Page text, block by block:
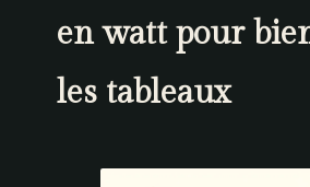
en watt pour
les tableaux